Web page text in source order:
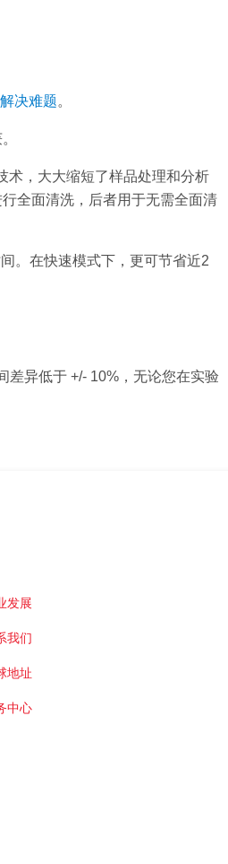
决难题。
术，大大缩短了样品处理和分析
全面清洗，后者用于无需全面清
。在快速模式下，更可节省近2
差异低于 +/- 10%，无论您在实验
发展
我们
地址
中心